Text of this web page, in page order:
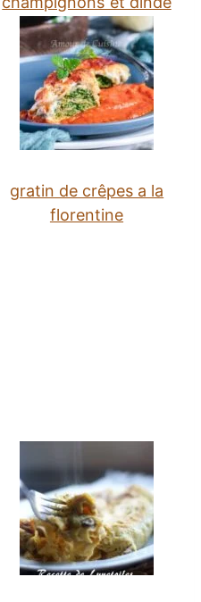
gratin de crêpes a la
florentine